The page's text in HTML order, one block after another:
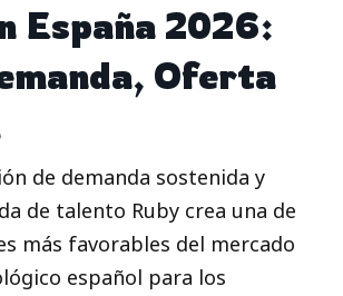
España 2026:
Oferta
de demanda sostenida y
de talento Ruby crea una de
más favorables del mercado
español para los